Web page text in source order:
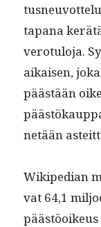
tapana
vero­tu­lo­ja.
aikaisen,
päästään
netään
Wikipedi­an
vat 64,1